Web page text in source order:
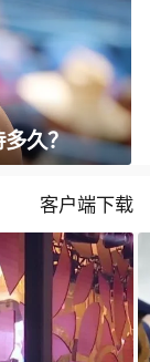
久？
客户端下载